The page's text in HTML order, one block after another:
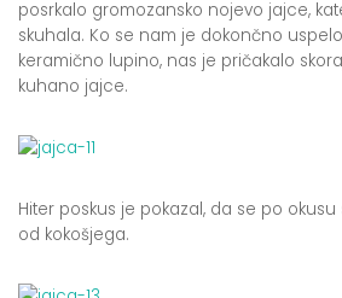
posrkalo gromozansko nojevo jajce,
skuhala. Ko se nam je dokončno
keramično lupino, nas je pričakalo
kuhano jajce.
Hiter poskus je pokazal, da se po
od kokošjega.